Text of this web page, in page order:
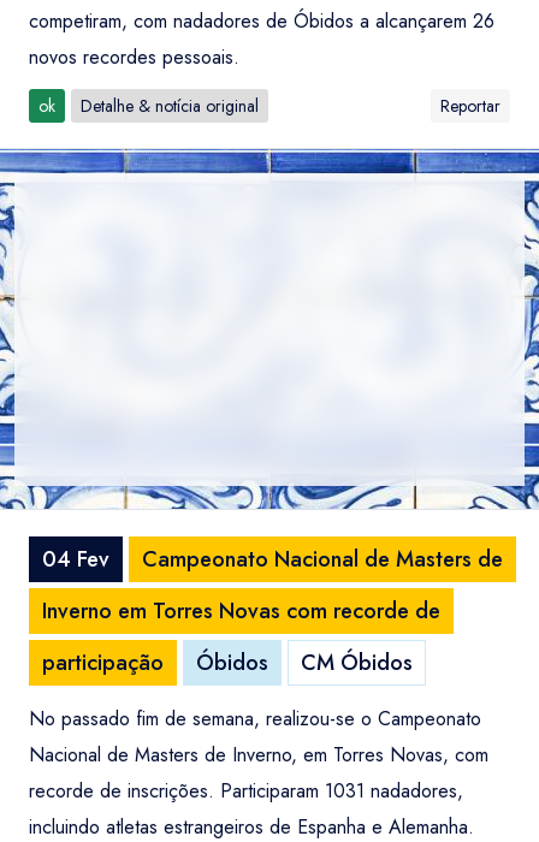
competiram, com nadadores de Óbidos a alcançarem 26
novos recordes pessoais.
ok Detalhe & notícia original Reportar
04 Fev
Campeonato Nacional de Masters de
Inverno em Torres Novas com recorde de
participação
Óbidos CM Óbidos
No passado fim de semana, realizou-se o Campeonato
Nacional de Masters de Inverno, em Torres Novas, com
recorde de inscrições. Participaram 1031 nadadores,
incluindo atletas estrangeiros de Espanha e Alemanha.